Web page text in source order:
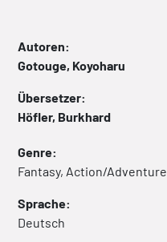
Autoren:
Gotouge, Koyoharu
Übersetzer:
Höfler, Burkhard
Genre:
Fantasy, Action/Adventure
Sprache:
Deutsch